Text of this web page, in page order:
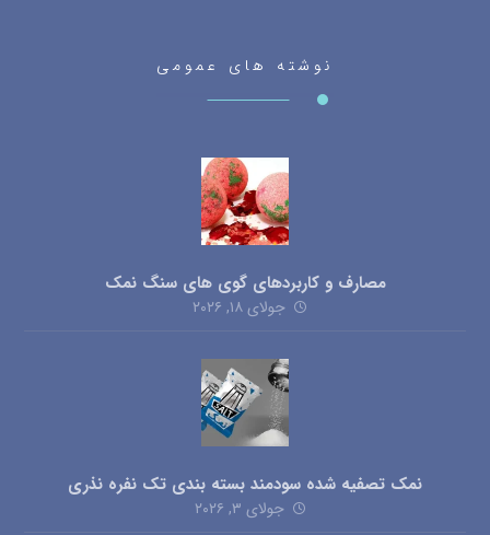
نوشته های عمومی
مصارف و کاربردهای گوی های سنگ نمک
جولای ۱۸, ۲۰۲۶
نمک تصفیه شده سودمند بسته بندی تک نفره نذری
جولای ۳, ۲۰۲۶